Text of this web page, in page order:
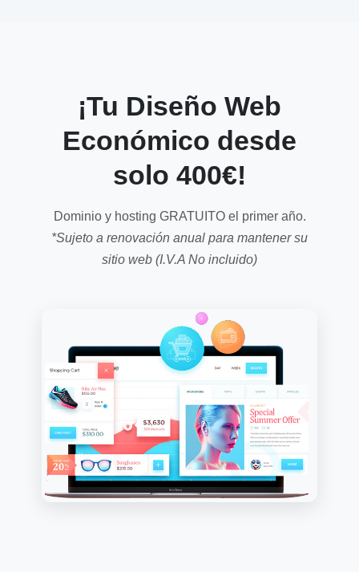
¡Tu Diseño Web
Económico desde
solo 400€!
Dominio y hosting GRATUITO el primer año.
*Sujeto a renovación anual para mantener su
sitio web (I.V.A No incluido)